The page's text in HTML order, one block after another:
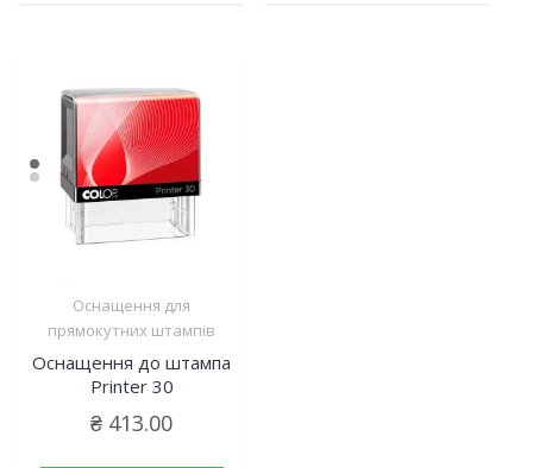
Оснащення для
прямокутних штампів
Оснащення до штампа
Printer 30
₴ 413.00